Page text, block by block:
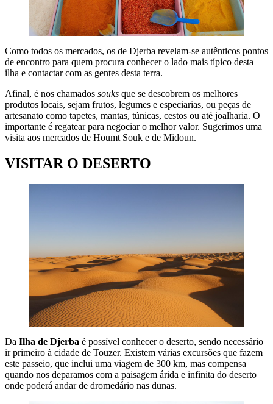
Como todos os mercados, os de Djerba revelam-se autênticos pontos
de encontro para quem procura conhecer o lado mais típico desta
ilha e contactar com as gentes desta terra.
Afinal, é nos chamados souks que se descobrem os melhores
produtos locais, sejam frutos, legumes e especiarias, ou peças de
artesanato como tapetes, mantas, túnicas, cestos ou até joalharia. O
importante é regatear para negociar o melhor valor. Sugerimos uma
visita aos mercados de Houmt Souk e de Midoun.
VISITAR O DESERTO
Da Ilha de Djerba é possível conhecer o deserto, sendo necessário
ir primeiro à cidade de Touzer. Existem várias excursões que fazem
este passeio, que inclui uma viagem de 300 km, mas compensa
quando nos deparamos com a paisagem árida e infinita do deserto
onde poderá andar de dromedário nas dunas.